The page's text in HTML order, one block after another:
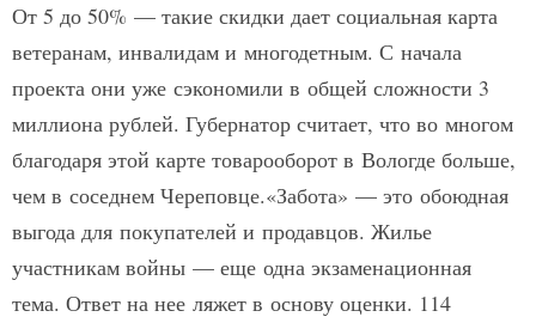
От 5 до 50% — такие скидки дает социальная карта
ветеранам, инвалидам и многодетным. С начала
проекта они уже сэкономили в общей сложности 3
миллиона рублей. Губернатор считает, что во многом
благодаря этой карте товарооборот в Вологде больше,
чем в соседнем Череповце.«Забота» — это обоюдная
выгода для покупателей и продавцов. Жилье
участникам войны — еще одна экзаменационная
тема. Ответ на нее ляжет в основу оценки. 114